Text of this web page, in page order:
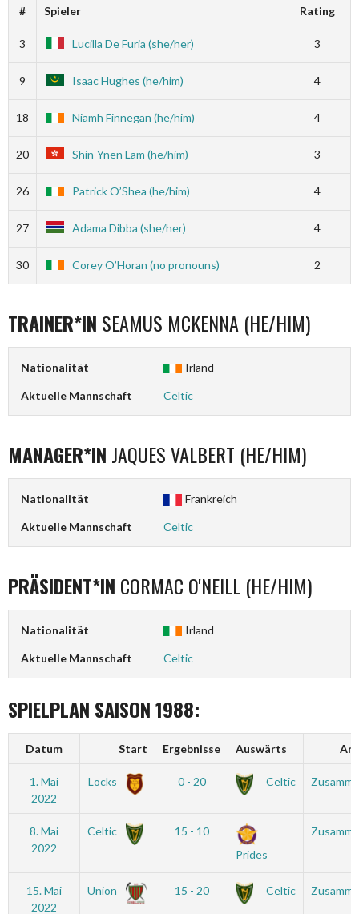
# Spieler Rating
3 Lucilla De Furia (she/her) 3
9 Isaac Hughes (he/him) 4
18 Niamh Finnegan (he/him) 4
20 Shin-Ynen Lam (he/him) 3
26 Patrick O’Shea (he/him) 4
27 Adama Dibba (she/her) 4
30 Corey O’Horan (no pronouns) 2
TRAINER*IN SEAMUS MCKENNA (HE/HIM)
Nationalität Irland
Aktuelle Mannschaft Celtic
MANAGER*IN JAQUES VALBERT (HE/HIM)
Nationalität Frankreich
Aktuelle Mannschaft Celtic
PRÄSIDENT*IN CORMAC O'NEILL (HE/HIM)
Nationalität Irland
Aktuelle Mannschaft Celtic
SPIELPLAN SAISON 1988:
Datum Start Ergebnisse Auswärts
1. Mai
2022
Locks 0 - 20 Celtic
8. Mai
2022
Celtic
15 - 10
Prides
15. Mai
2022
Union 15 - 20 Celtic